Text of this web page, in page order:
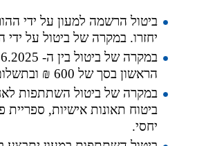
יחזרו. במקרה של ביטול על ידי
הראשון בסך של 600 ₪ ובתשלום 133 ₪ של דמי רישום.
ביטוח תאונות אישיות, ספריית
יחסי.